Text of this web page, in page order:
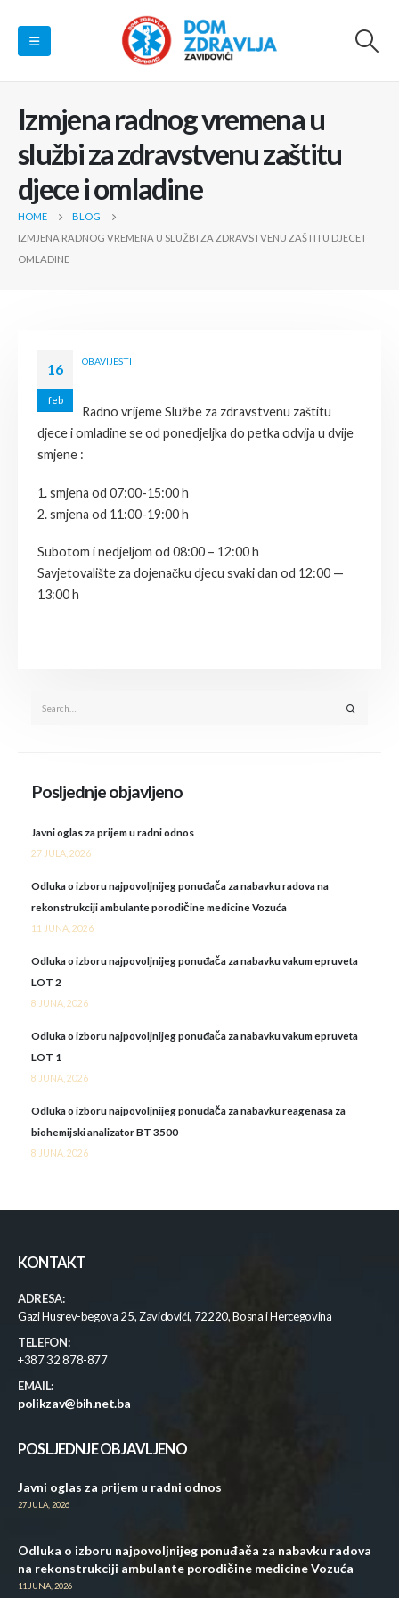
Izmjena radnog vremena u
službi za zdravstvenu zaštitu
djece i omladine
HOME
BLOG
IZMJENA RADNOG VREMENA U SLUŽBI ZA ZDRAVSTVENU ZAŠTITU DJECE I
OMLADINE
16
feb
OBAVIJESTI
Radno vrijeme Službe za zdravstvenu zaštitu
djece i omladine se od ponedjeljka do petka odvija u dvije
smjene :
1. smjena od 07:00-15:00 h
2. smjena od 11:00-19:00 h
Subotom i nedjeljom od 08:00 – 12:00 h
Savjetovalište za dojenačku djecu svaki dan od 12:00 —
13:00 h
Posljednje objavljeno
Javni oglas za prijem u radni odnos
27 JULA, 2026
Odluka o izboru najpovoljnijeg ponuđača za nabavku radova na
rekonstrukciji ambulante porodičine medicine Vozuća
11 JUNA, 2026
Odluka o izboru najpovoljnijeg ponuđača za nabavku vakum epruveta
LOT 2
8 JUNA, 2026
Odluka o izboru najpovoljnijeg ponuđača za nabavku vakum epruveta
LOT 1
8 JUNA, 2026
Odluka o izboru najpovoljnijeg ponuđača za nabavku reagenasa za
biohemijski analizator BT 3500
8 JUNA, 2026
KONTAKT
ADRESA:
Gazi Husrev-begova 25, Zavidovići, 72220, Bosna i Hercegovina
TELEFON:
+387 32 878-877
EMAIL:
polikzav@bih.net.ba
POSLJEDNJE OBJAVLJENO
Javni oglas za prijem u radni odnos
27 JULA, 2026
Odluka o izboru najpovoljnijeg ponuđača za nabavku radova
na rekonstrukciji ambulante porodičine medicine Vozuća
11 JUNA, 2026